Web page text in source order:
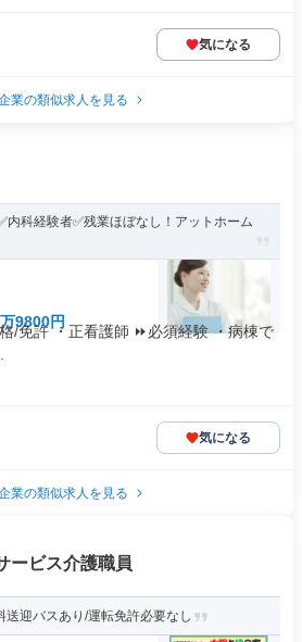
気になる
業の類似求人を見る
内科経験者✅残業ほぼなし！アットホーム
9800円
/免許 ・正看護師 ⏩必須経験 ・病棟で
気になる
業の類似求人を見る
ービス介護職員
迎バスあり/運転免許必要なし